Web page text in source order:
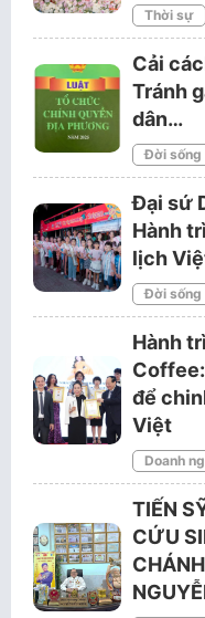
Thời sự
Cải
Tránh
dân…
Đời sống
Đại sứ
Hành
lịch
Đời sống
Hành
để
Việt
Doanh
TIẾN
CỨU